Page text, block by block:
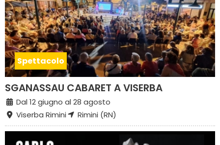
Spettacolo
SGANASSAU CABARET A VISERBA
Dal 12 giugno al 28 agosto
Viserba Rimini
Rimini (RN)